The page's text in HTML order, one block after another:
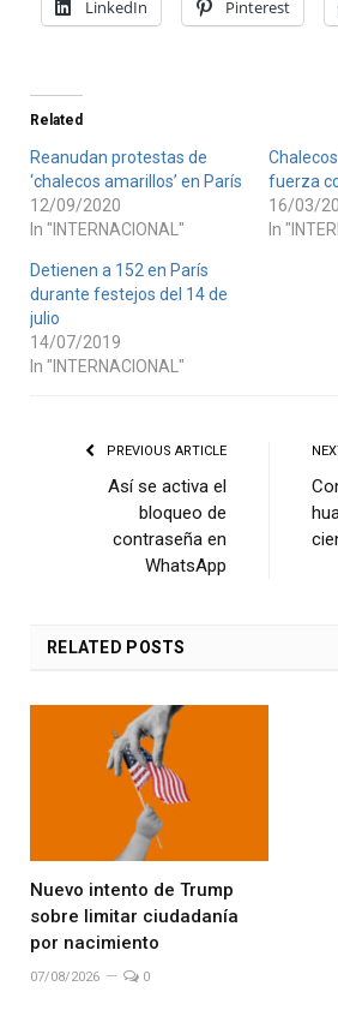
LinkedIn Pinterest
Related
Reanudan protestas de
‘chalecos amarillos’ en París
12/09/2020
In "INTERNACIONAL"
fuerza
16/03/
In
Detienen a 152 en París
durante festejos del 14 de
julio
14/07/2019
In "INTERNACIONAL"
PREVIOUS ARTICLE
Así se activa el
bloqueo de
contraseña en
WhatsApp
RELATED POSTS
Nuevo intento de Trump
sobre limitar ciudadanía
por nacimiento
07/08/2026 0